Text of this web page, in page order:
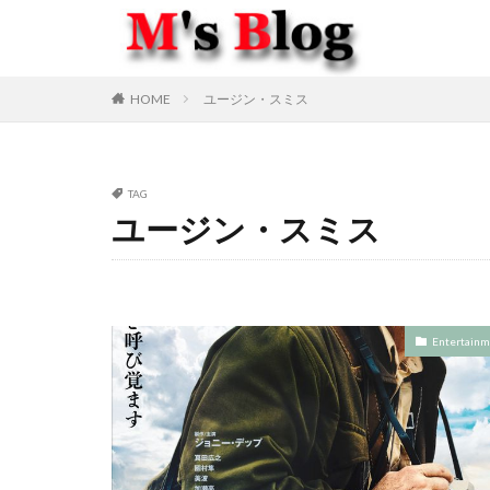
HOME ユージン・スミス
TAG
ユージン・スミス